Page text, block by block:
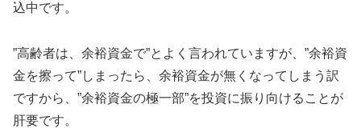
込中です。
”高齢者は、余裕資金で”とよく言われていますが、”余裕資
金を擦って”しまったら、余裕資金が無くなってしまう訳
ですから、”余裕資金の極一部”を投資に振り向けることが
肝要です。